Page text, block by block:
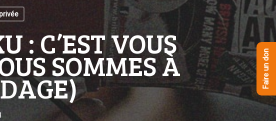
: C’EST VOUS
SOMMES À Faire un don